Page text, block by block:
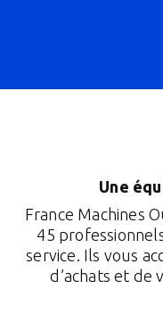
Une
France Machines
45
service. Ils vous
d’achats et de